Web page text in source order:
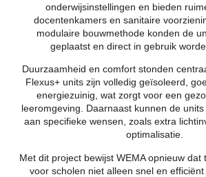
onderwijsinstellingen en bieden
docentenkamers en sanitaire
modulaire bouwmethode konden de
geplaatst en direct in gebruik
Duurzaamheid en comfort stonden
Flexus+ units zijn volledig geïsoleerd,
energiezuinig, wat zorgt voor een
leeromgeving. Daarnaast kunnen de
aan specifieke wensen, zoals extra
optimalisatie.
Met dit project bewijst WEMA opnieuw dat
voor scholen niet alleen snel en